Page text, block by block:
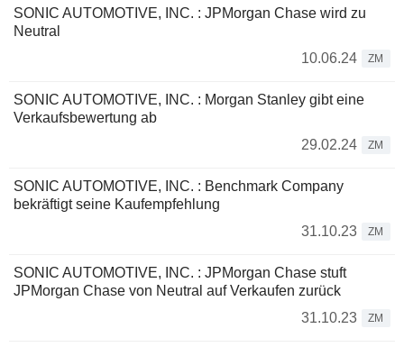
SONIC AUTOMOTIVE, INC. : JPMorgan Chase wird zu
Neutral
10.06.24
ZM
SONIC AUTOMOTIVE, INC. : Morgan Stanley gibt eine
Verkaufsbewertung ab
29.02.24
ZM
SONIC AUTOMOTIVE, INC. : Benchmark Company
bekräftigt seine Kaufempfehlung
31.10.23
ZM
SONIC AUTOMOTIVE, INC. : JPMorgan Chase stuft
JPMorgan Chase von Neutral auf Verkaufen zurück
31.10.23
ZM